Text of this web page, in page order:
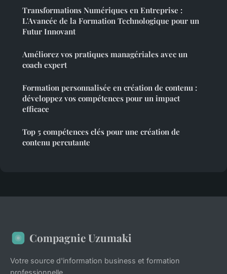
Transformations Numériques en Entreprise :
L'Avancée de la Formation Technologique pour un
Futur Innovant
Améliorez vos pratiques managériales avec un
coach expert
Formation personnalisée en création de contenu :
développez vos compétences pour un impact
efficace
Top 5 compétences clés pour une création de
contenu percutante
Compagnie Uzumaki
Votre source d'information business et formation